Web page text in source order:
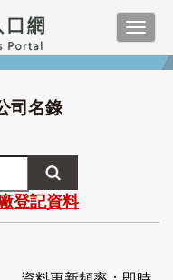
司名錄
登記資料